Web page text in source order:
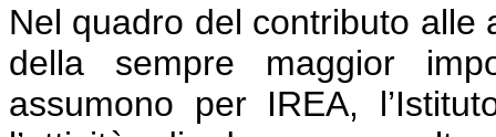
Nel quadro del contributo alle
della sempre maggior
assumono per IREA,